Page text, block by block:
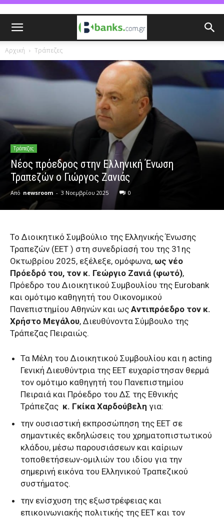
Αρχική Τράπεζες
Τράπεζες
Νέος πρόεδρος στην Ελληνική Ένωση
Τραπεζών ο Γιώργος Ζανιάς
Από newsroom - 3 Νοεμβρίου 2025 0
Το Διοικητικό Συμβούλιο της Ελληνικής Ένωσης
Τραπεζών (ΕΕΤ ) στη συνεδρίασή του της 31ης
Οκτωβρίου 2025, εξέλεξε, ομόφωνα, ως νέο
Πρόεδρό του, τον κ. Γεώργιο Ζανιά (φωτό),
Πρόεδρο του Διοικητικού Συμβουλίου της Eurobank
και ομότιμο καθηγητή του Οικονομικού
Πανεπιστημίου Αθηνών και ως Αντιπρόεδρο τον κ.
Χρήστο Μεγάλου, Διευθύνοντα Σύμβουλο της
Τράπεζας Πειραιώς.
Τα Μέλη του Διοικητικού Συμβουλίου και η acting
Γενική Διευθύντρια της ΕΕΤ ευχαρίστησαν θερμά
τον ομότιμο καθηγητή του Πανεπιστημίου
Πειραιά και Πρόεδρο του ΔΣ της Εθνικής
Τράπεζας κ. Γκίκα Χαρδούβελη για:
την ουσιαστική εκπροσώπηση της ΕΕΤ σε
σημαντικές εκδηλώσεις του χρηματοπιστωτικού
κλάδου, μέσω παρουσιάσεων και καίριων
τοποθετήσεων-ομιλιών του ιδίου για την
σημερινή εικόνα του Ελληνικού Τραπεζικού
συστήματος.
την ενίσχυση της εξωστρέφειας και
επικοινωνιακής πολιτικής της ΕΕΤ και τον